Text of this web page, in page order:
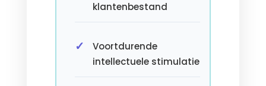
klantenbestand
Voortdurende
intellectuele stimulatie